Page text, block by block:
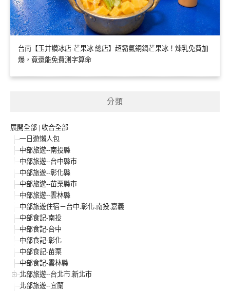
台南【玉井讚冰店-芒果冰 總店】超霸氣銅鍋芒果冰！煉乳免費加
爆，竟還能免費測字算命
分類
展開全部 | 收合全部
一日遊懶人包
中部旅遊--南投縣
中部旅遊--台中縣市
中部旅遊--彰化縣
中部旅遊--苗栗縣市
中部旅遊--雲林縣
中部旅遊住宿－台中.彰化.南投.嘉義
中部食記-南投
中部食記-台中
中部食記-彰化
中部食記-苗栗
中部食記-雲林縣
北部旅遊--台北市.新北市
北部旅遊--宜蘭